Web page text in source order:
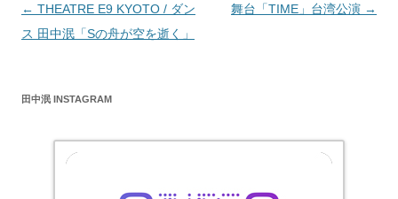
投
稿
ゲ
← THEATRE E9 KYOTO / ダン
ス 田中泯「Sの舟が空を逝く」
舞台「TIME」台湾公演 →
田中泯 INSTAGRAM